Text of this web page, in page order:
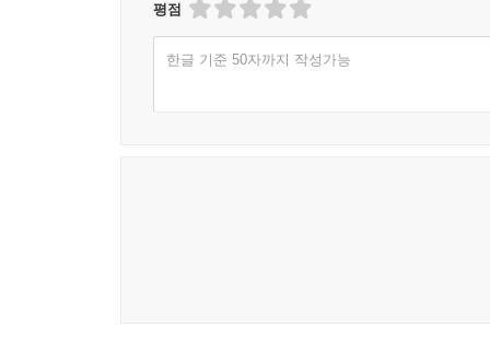
평점
한글 기준 50자까지 작성가능